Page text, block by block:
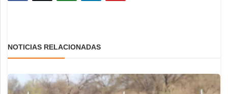
NOTICIAS RELACIONADAS